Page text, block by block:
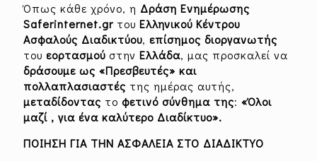
Όπως κάθε χρόνο, η Δράση Ενημέρωσης
Saferinternet.gr του Ελληνικού Κέντρου
Ασφαλούς Διαδικτύου, επίσημος διοργανωτής
του εορτασμού στην Ελλάδα, μας προσκαλεί να
δράσουμε ως «Πρεσβευτές» και
πολλαπλασιαστές της ημέρας αυτής,
μεταδίδοντας το φετινό σύνθημα της: «Όλοι
μαζί , για ένα καλύτερο Διαδίκτυο».
ΠΟΙΗΣΗ ΓΙΑ ΤΗΝ ΑΣΦΑΛΕΙΑ ΣΤΟ ΔΙΑΔΙΚΤΥΟ